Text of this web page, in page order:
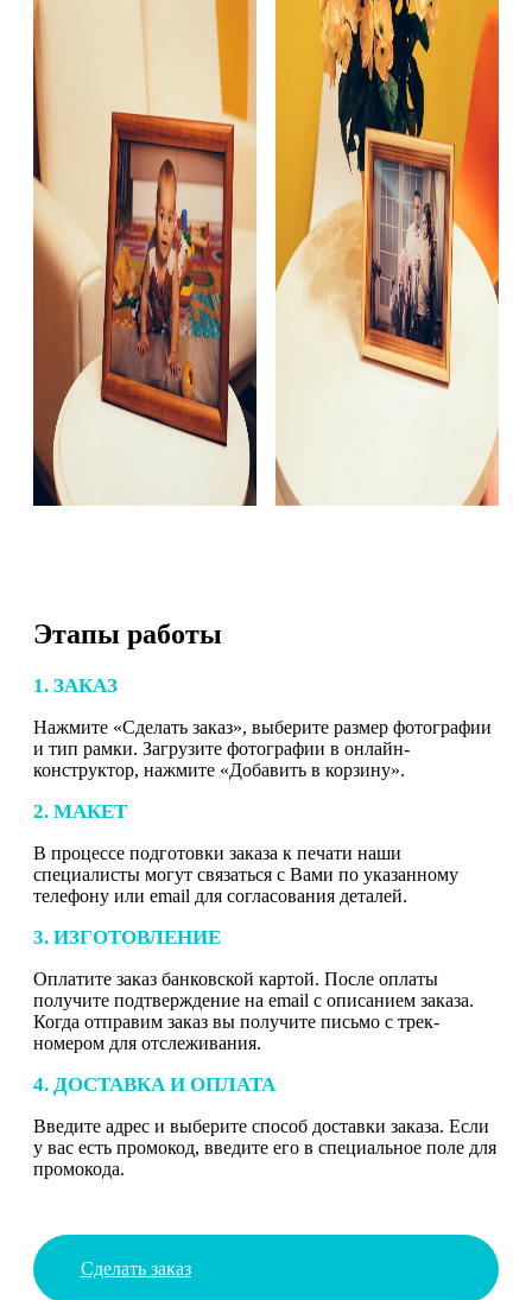
Этапы работы
1. ЗАКАЗ
Нажмите «Сделать заказ», выберите размер фотографии
и тип рамки. Загрузите фотографии в онлайн-
конструктор, нажмите «Добавить в корзину».
2. МАКЕТ
В процессе подготовки заказа к печати наши
специалисты могут связаться с Вами по указанному
телефону или email для согласования деталей.
3. ИЗГОТОВЛЕНИЕ
Оплатите заказ банковской картой. После оплаты
получите подтверждение на email с описанием заказа.
Когда отправим заказ вы получите письмо с трек-
номером для отслеживания.
4. ДОСТАВКА И ОПЛАТА
Введите адрес и выберите способ доставки заказа. Если
у вас есть промокод, введите его в специальное поле для
промокода.
Сделать заказ